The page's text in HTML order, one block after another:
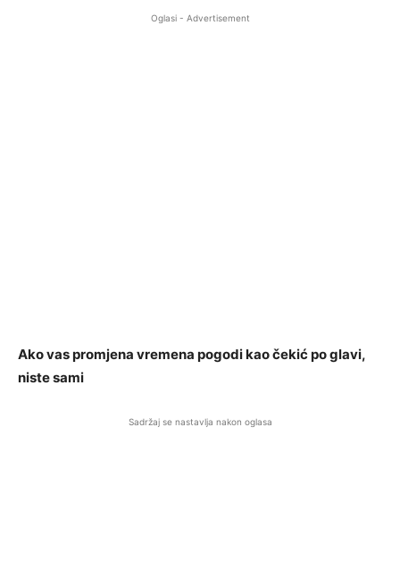
Oglasi - Advertisement
Ako vas promjena vremena pogodi kao čekić po glavi,
niste sami
Sadržaj se nastavlja nakon oglasa